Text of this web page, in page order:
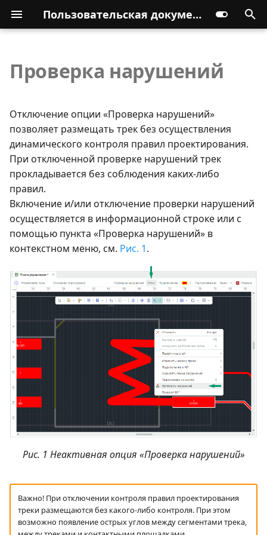
Пользовательская документация
Проверка нарушений
Отключение опции «Проверка нарушений»
позволяет размещать трек без осуществления
динамического контроля правил проектирования.
При отключенной проверке нарушений трек
прокладывается без соблюдения каких-либо
правил.
Включение и/или отключение проверки нарушений
осуществляется в информационной строке или с
помощью пункта «Проверка нарушений» в
контекстном меню, см. Рис. 1.
Рис. 1 Неактивная опция «Проверка нарушений»
Важно! При отключении контроля правил проектирования
треки размещаются без какого-либо контроля. При этом
возможно появление острых углов между сегментами трека,